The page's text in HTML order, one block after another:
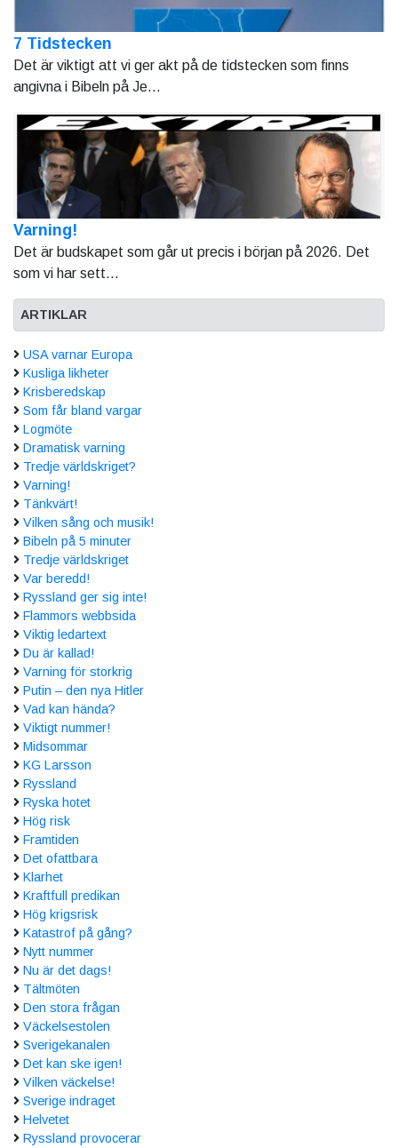
7 Tidstecken
Det är viktigt att vi ger akt på de tidstecken som finns
angivna i Bibeln på Je...
Varning!
Det är budskapet som går ut precis i början på 2026. Det
som vi har sett...
ARTIKLAR
USA varnar Europa
Kusliga likheter
Krisberedskap
Som får bland vargar
Logmöte
Dramatisk varning
Tredje världskriget?
Varning!
Tänkvärt!
Vilken sång och musik!
Bibeln på 5 minuter
Tredje världskriget
Var beredd!
Ryssland ger sig inte!
Flammors webbsida
Viktig ledartext
Du är kallad!
Varning för storkrig
Putin – den nya Hitler
Vad kan hända?
Viktigt nummer!
Midsommar
KG Larsson
Ryssland
Ryska hotet
Hög risk
Framtiden
Det ofattbara
Klarhet
Kraftfull predikan
Hög krigsrisk
Katastrof på gång?
Nytt nummer
Nu är det dags!
Tältmöten
Den stora frågan
Väckelsestolen
Sverigekanalen
Det kan ske igen!
Vilken väckelse!
Sverige indraget
Helvetet
Ryssland provocerar